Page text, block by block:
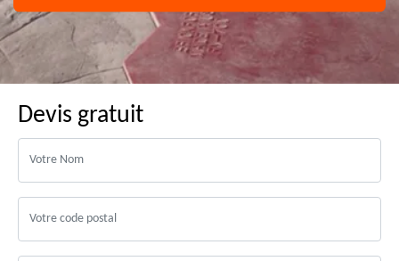
Devis gratuit